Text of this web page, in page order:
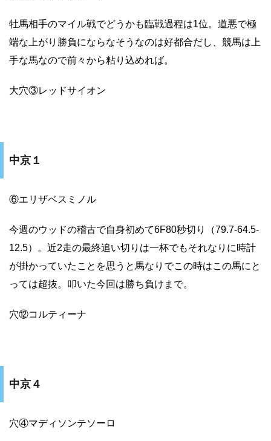
牡馬相手のマイル戦でどうかも臨戦過程は1位。道悪で極
端な上がり勝負にならなそうなのは好都合だし、競馬は上
手な馬なので前々から粘り込めれば。
大穴③レッドサイオン
中京１
⑥エリザベスミノル
今週のウッドの稽古で自身初めて6F80秒切り（79.7-64.5-
12.5）。近2走の最終追い切りは一杯でもそれなりに時計
が掛かっていたことを思うと馬なりでこの時はこの馬にと
っては超抜。叩いた今回は勝ち負けまで。
穴⑫コルティーナ
中京４
穴④マディソンテソーロ